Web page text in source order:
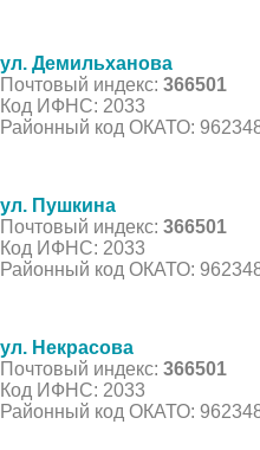
ул. Демильханова
Почтовый индекс: 366501
Код ИФНС: 2033
Районный код ОКАТО:
ул. Пушкина
Почтовый индекс: 366501
Код ИФНС: 2033
Районный код ОКАТО:
ул. Некрасова
Почтовый индекс: 366501
Код ИФНС: 2033
Районный код ОКАТО: